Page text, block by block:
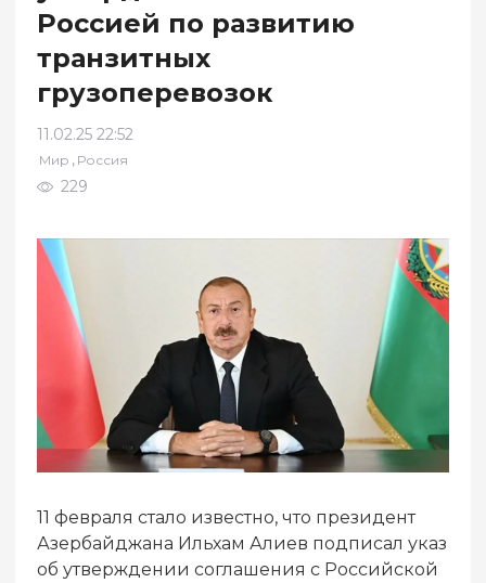
Россией по развитию
транзитных
грузоперевозок
11.02.25 22:52
Мир , Россия
229
11 февраля стало известно, что президент
Азербайджана Ильхам Алиев подписал указ
об утверждении соглашения с Российской